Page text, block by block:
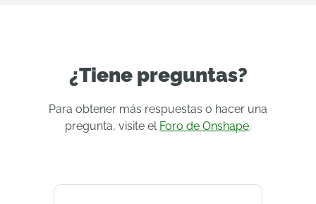
¿Tiene preguntas?
Para obtener más respuestas o hacer una
pregunta, visite el Foro de Onshape.